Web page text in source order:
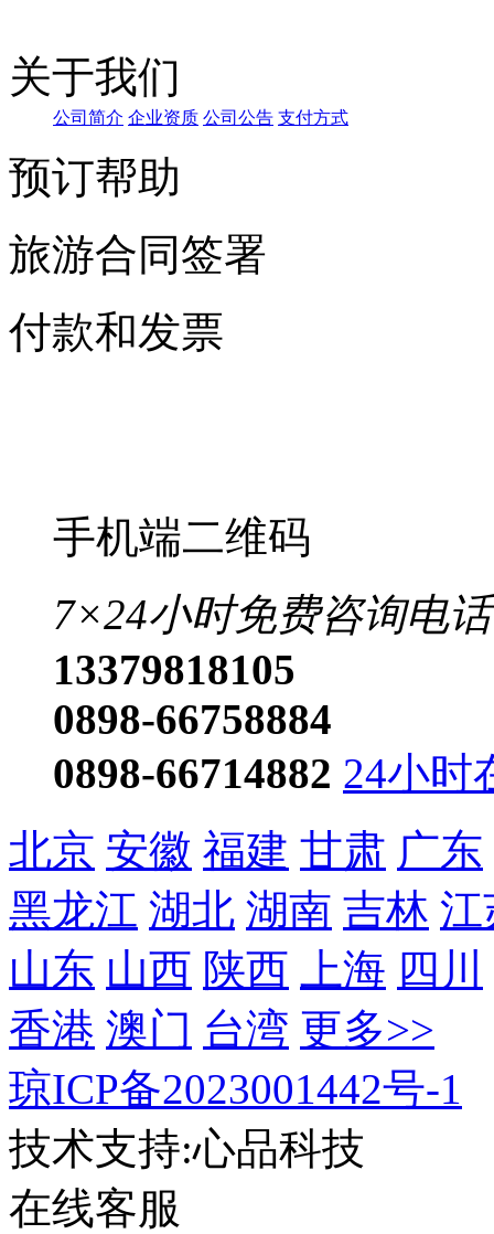
关于我们
公司 简介 企业资质 公司公告 支付方式
预订帮助
旅游合同签署
付款和发票
手机端二维码
7×24小时免费咨询电话
13379818105
0898-66758884
0898-66714882 24小时
北京 安徽 福建 甘肃 广东
黑龙江 湖北 湖南 吉林 江
山东 山西 陕西 上海 四川
香港 澳门 台湾 更多>>
琼ICP备2023001442号-1
技术支持:心品科技
在线客服